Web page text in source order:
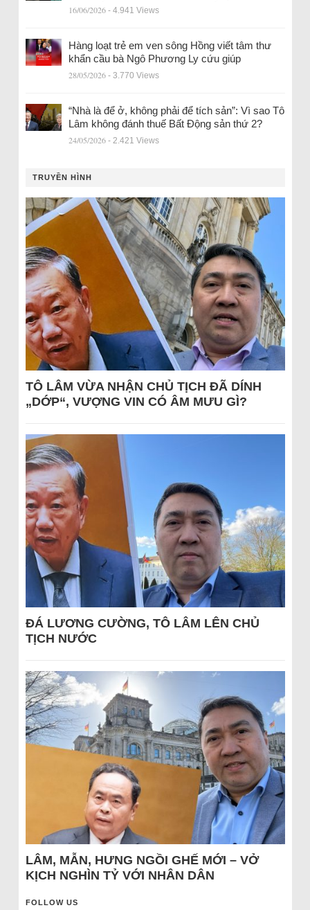
16/06/2026 - 4.941 Views
Hàng loạt trẻ em ven sông Hồng viết tâm thư
khẩn cầu bà Ngô Phương Ly cứu giúp
28/05/2026 - 3.770 Views
“Nhà là để ở, không phải để tích sản”: Vì sao Tô
Lâm không đánh thuế Bất Động sản thứ 2?
24/05/2026 - 2.421 Views
TRUYỀN HÌNH
TÔ LÂM VỪA NHẬN CHỦ TỊCH ĐÃ DÍNH
„DỚP“, VƯỢNG VIN CÓ ÂM MƯU GÌ?
ĐÁ LƯƠNG CƯỜNG, TÔ LÂM LÊN CHỦ
TỊCH NƯỚC
LÂM, MẪN, HƯNG NGỒI GHẾ MỚI – VỞ
KỊCH NGHÌN TỶ VỚI NHÂN DÂN
FOLLOW US